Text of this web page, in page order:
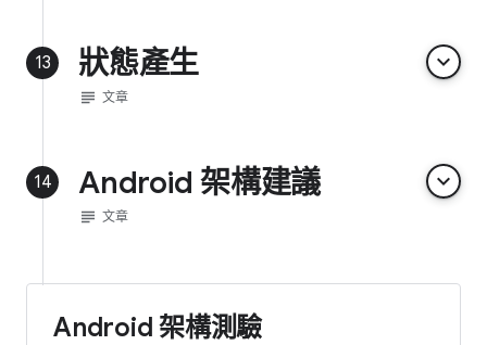
13 狀態產生 keyboard_arrow_down
subject 文章
14 Android 架構建議 keyboard_arrow_down
subject 文章
Android 架構測驗